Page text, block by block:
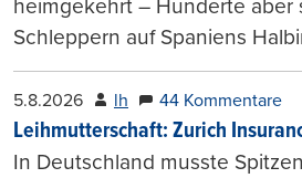
heimgekehrt – Hunderte aber
Schleppern auf Spaniens
5.8.2026 lh 44 Kommentare
Leihmutterschaft: Zurich
In Deutschland musste